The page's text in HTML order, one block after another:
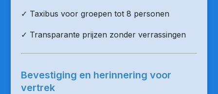
✓ Taxibus voor groepen tot 8 personen
✓ Transparante prijzen zonder verrassingen
Bevestiging en herinnering voor
vertrek